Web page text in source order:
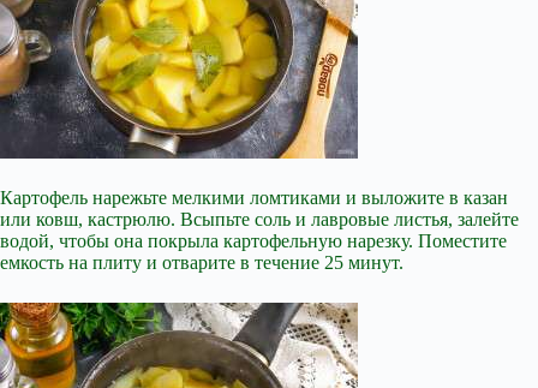
Картофель нарежьте мелкими ломтиками и выложите в казан
или ковш, кастрюлю. Всыпьте соль и лавровые листья, залейте
водой, чтобы она покрыла картофельную нарезку. Поместите
емкость на плиту и отварите в течение 25 минут.